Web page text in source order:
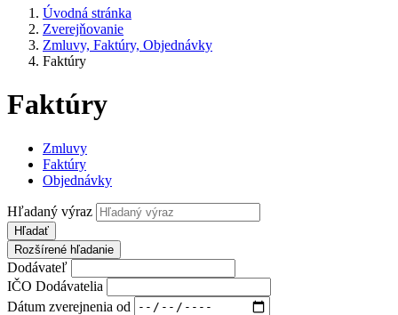
Úvodná stránka
Zverejňovanie
Zmluvy, Faktúry, Objednávky
Faktúry
Faktúry
Zmluvy
Faktúry
Objednávky
Hľadaný výraz
Hľadať
Rozšírené hľadanie
Dodávateľ
IČO Dodávatelia
Dátum zverejnenia od